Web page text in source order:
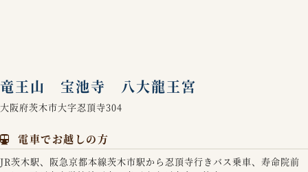
竜王山 宝池寺 八大龍王宮
大阪府茨木市大字忍頂寺304
電車でお越しの方
JR茨木駅、阪急京都本線茨木市駅から忍頂寺行きバス乗車、寿命院前